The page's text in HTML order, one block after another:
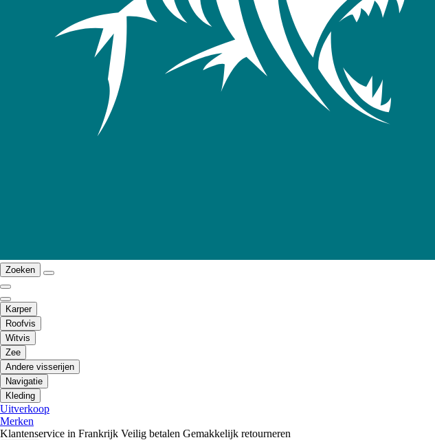
Zoeken
Karper
Roofvis
Witvis
Zee
Andere visserijen
Navigatie
Kleding
Uitverkoop
Merken
Klantenservice in Frankrijk Veilig betalen Gemakkelijk retourneren